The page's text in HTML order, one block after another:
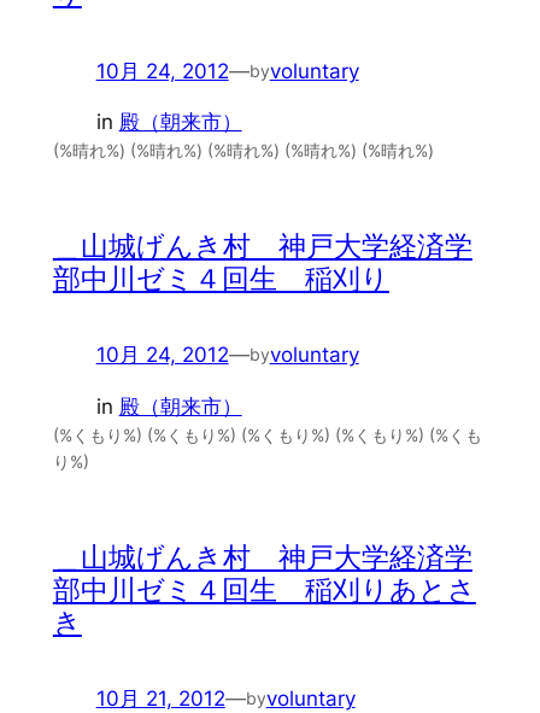
10月 24, 2012—byvoluntary
in 殿（朝来市）
(%晴れ%) (%晴れ%) (%晴れ%) (%晴れ%) (%晴れ%)
＿山城げんき村 神戸大学経済学
部中川ゼミ４回生 稲刈り
10月 24, 2012—byvoluntary
in 殿（朝来市）
(%くもり%) (%くもり%) (%くもり%) (%くもり%) (%くも
り%)
＿山城げんき村 神戸大学経済学
部中川ゼミ４回生 稲刈りあとさ
き
10月 21, 2012—byvoluntary